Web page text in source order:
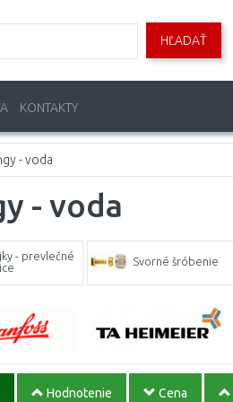
HĽADAŤ
KONTAKTY
- voda
- voda
- prevlečné
Svorné šróbenie
Hodnotenie Cena